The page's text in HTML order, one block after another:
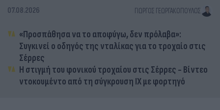
07.08.2026 ΓΙΏΡΓΟΣ ΓΕΩΡΓΑΚΌΠΟΥΛΟΣ
«Προσπάθησα να το αποφύγω, δεν πρόλαβα»:
Συγκινεί ο οδηγός της νταλίκας για το τροχαίο στις
Σέρρες
Η στιγμή του φονικού τροχαίου στις Σέρρες - Βίντεο
ντοκουμέντο από τη σύγκρουση ΙΧ με φορτηγό